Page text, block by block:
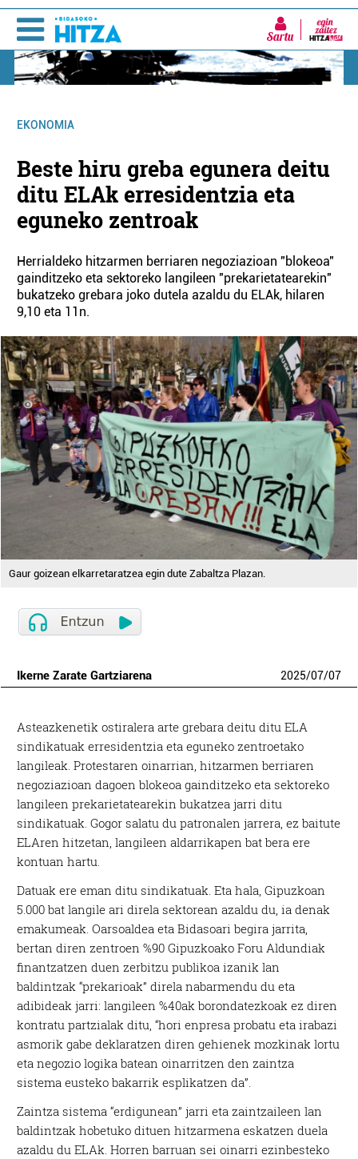
Sartu
EKONOMIA
Beste hiru greba egunera deitu
ditu ELAk erresidentzia eta
eguneko zentroak
Herrialdeko hitzarmen berriaren negoziazioan "blokeoa"
gainditzeko eta sektoreko langileen "prekarietatearekin"
bukatzeko grebara joko dutela azaldu du ELAk, hilaren
9,10 eta 11n.
Gaur goizean elkarretaratzea egin dute Zabaltza Plazan.
Ikerne Zarate Gartziarena 2025/07/07
Asteazkenetik ostiralera arte grebara deitu ditu ELA
sindikatuak erresidentzia eta eguneko zentroetako
langileak. Protestaren oinarrian, hitzarmen berriaren
negoziazioan dagoen blokeoa gainditzeko eta sektoreko
langileen prekarietatearekin bukatzea jarri ditu
sindikatuak. Gogor salatu du patronalen jarrera, ez baitute
ELAren hitzetan, langileen aldarrikapen bat bera ere
kontuan hartu.
Datuak ere eman ditu sindikatuak. Eta hala, Gipuzkoan
5.000 bat langile ari direla sektorean azaldu du, ia denak
emakumeak. Oarsoaldea eta Bidasoari begira jarrita,
bertan diren zentroen %90 Gipuzkoako Foru Aldundiak
finantzatzen duen zerbitzu publikoa izanik lan
baldintzak “prekarioak” direla nabarmendu du eta
adibideak jarri: langileen %40ak borondatezkoak ez diren
kontratu partzialak ditu, “hori enpresa probatu eta irabazi
asmorik gabe deklaratzen diren gehienek mozkinak lortu
eta negozio logika batean oinarritzen den zaintza
sistema eusteko bakarrik esplikatzen da”.
Zaintza sistema “erdigunean” jarri eta zaintzaileen lan
baldintzak hobetuko dituen hitzarmena eskatzen duela
azaldu du ELAk. Horren barruan sei oinarri ezinbesteko